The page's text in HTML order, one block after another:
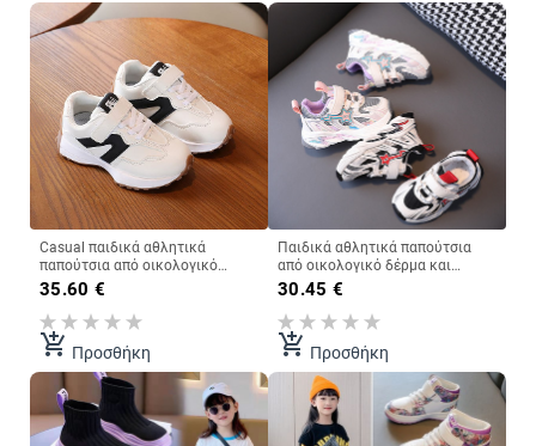
Casual παιδικά αθλητικά
παπούτσια από οικολογικό
δέρμα με στερέςση βελκρό
35.60 €
add_shopping_cart Προσθήκη
Παιδικά αθλητικά παπούτσια
από οικολογικό δέρμα και
πλέγμα - για αγόρια ή κορίτσια
30.45 €
add_shopping_cart Προσθήκη